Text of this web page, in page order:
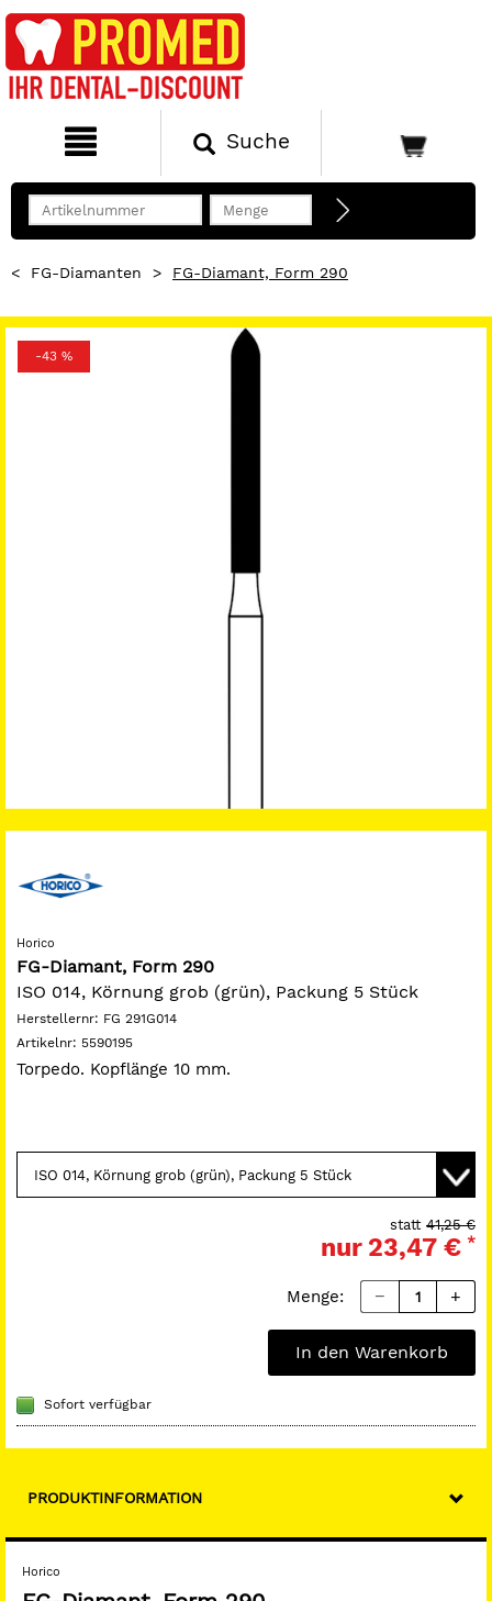
Suche
< FG-Diamanten > FG-Diamant, Form 290
-43 %
Horico
FG-Diamant, Form 290
ISO 014, Körnung grob (grün), Packung 5 Stück
Herstellernr: FG 291G014
Artikelnr: 5590195
Torpedo. Kopflänge 10 mm.
41,25 €
statt
nur 23,47 € *
Menge:
In den Warenkorb
Sofort verfügbar
PRODUKTINFORMATION
Horico